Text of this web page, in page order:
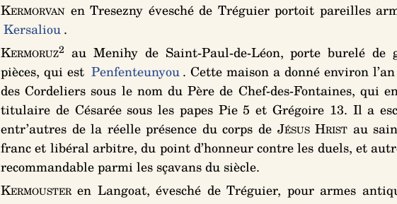
Kermorvan en Tresezny évesché de Tréguier portoit pareilles
Kersaliou.
Kermoruz2 au Menihy de Saint-Paul-de-Léon, porteburelé de
pièces, qui est Penfenteunyou. Cette maison a donné environ
des Cordeliers sous le nom du Père de Chef-des-Fontaines, qui
titulaire de Césarée sous les papes Pie 5 et Grégoire 13. Il a
entr’autres de la réelle présence du corps de Jésus Hrist au
franc et libéral arbitre, du point d’honneur contre les duels, et
recommandable parmi les sçavans du siècle.
Kermousteren Langoat, évesché de Tréguier, pour armes